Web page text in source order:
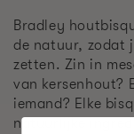
Bradley
de natuur, zodat
zetten. Zin in
van kersenhout?
iemand? Elke
natuurlijke